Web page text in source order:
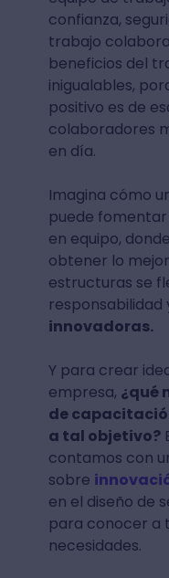
confianza,
trabajo
beneficios del
inigualables,
positivo es de
colaboradores
en día.
Imagina cómo
puede
en equipo,
obtener lo
estructuras se
responsabilidad
innovadoras.
Y para crear
empresa, ¿qué
de
a tal objetivo?
contamos con
sobre
en el diseño de
para conocer a
necesidades.